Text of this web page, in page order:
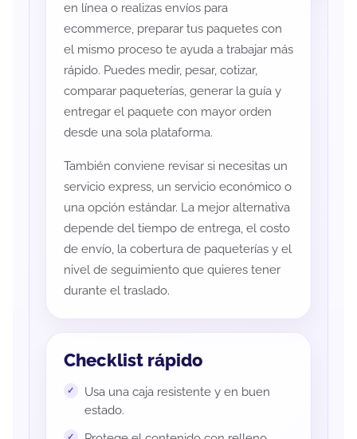
en línea o realizas envíos para
ecommerce, preparar tus paquetes con
el mismo proceso te ayuda a trabajar más
rápido. Puedes medir, pesar, cotizar,
comparar paqueterías, generar la guía y
entregar el paquete con mayor orden
desde una sola plataforma.
También conviene revisar si necesitas un
servicio express, un servicio económico o
una opción estándar. La mejor alternativa
depende del tiempo de entrega, el costo
de envío, la cobertura de paqueterías y el
nivel de seguimiento que quieres tener
durante el traslado.
Checklist rápido
Usa una caja resistente y en buen
estado.